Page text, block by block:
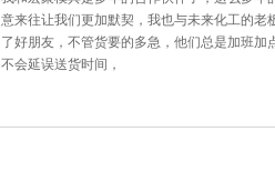
意来往让我们更加默契，我也与未来化工的老
了好朋友，不管货要的多急，他们总是加班加
不会延误送货时间，